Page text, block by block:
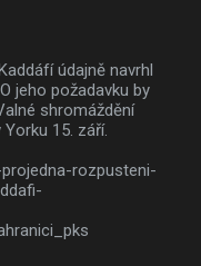
údajně navrhl
jeho požadavku by
shromáždění
15. září.
rozpusteni-